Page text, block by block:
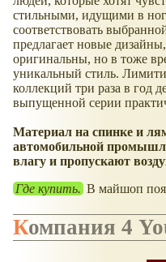
стильными, идущими в
соответствовать
предлагает новые
оригинальны, но в тоже
уникальный стиль.
коллекций три раза в год
выпущенной серии
Материал на спинке и
автомобильной
влагу и пропускают
Где купить. В майшоп
Компания 4